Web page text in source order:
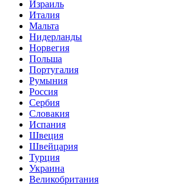
Израиль
Италия
Мальта
Нидерланды
Норвегия
Польша
Португалия
Румыния
Россия
Сербия
Словакия
Испания
Швеция
Швейцария
Турция
Украина
Великобритания